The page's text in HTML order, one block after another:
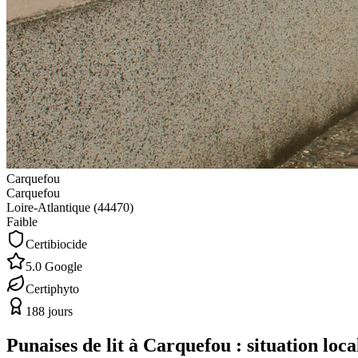
Carquefou
Carquefou
Loire-Atlantique (44470)
Faible
Certibiocide
5.0 Google
Certiphyto
188 jours
Punaises de lit à Carquefou : situation